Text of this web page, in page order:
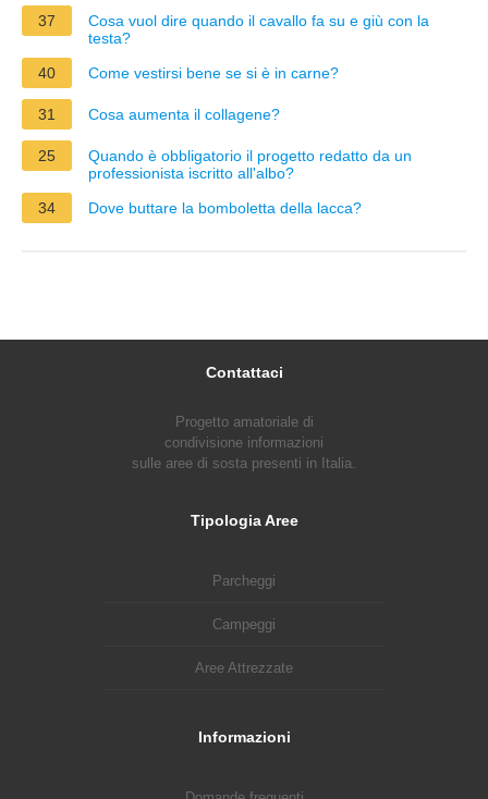
37
Cosa vuol dire quando il cavallo fa su e giù con la
testa?
40
Come vestirsi bene se si è in carne?
31 Cosa aumenta il collagene?
25
Quando è obbligatorio il progetto redatto da un
professionista iscritto all'albo?
34
Dove buttare la bomboletta della lacca?
Contattaci
Progetto amatoriale di
condivisione informazioni
sulle aree di sosta presenti in Italia.
Tipologia Aree
Parcheggi
Campeggi
Aree Attrezzate
Informazioni